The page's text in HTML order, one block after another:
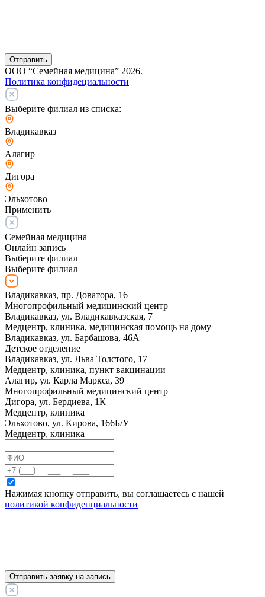
Отправить
ООО “Семейная медицина” 2026.
Политика конфидециальности
Выберите филиал из списка:
Владикавказ
Алагир
Дигора
Эльхотово
Применить
Семейная медицина
Онлайн запись
Выберите филиал
Выберите филиал
Владикавказ, пр. Доватора, 16
Многопрофильный медицинский центр
Владикавказ, ул. Владикавказская, 7
Медцентр, клиника, медицинская помощь на дому
Владикавказ, ул. Барбашова, 46А
Детское отделение
Владикавказ, ул. Льва Толстого, 17
Медцентр, клиника, пункт вакцинации
Алагир, ул. Карла Маркса, 39
Многопрофильный медицинский центр
Дигора, ул. Бердиева, 1К
Медцентр, клиника
Эльхотово, ул. Кирова, 166Б/У
Медцентр, клиника
Нажимая кнопку отправить, вы соглашаетесь с нашей
политикой конфиденциальности
Отправить заявку на запись